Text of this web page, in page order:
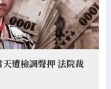
遭檢調聲押 法院裁